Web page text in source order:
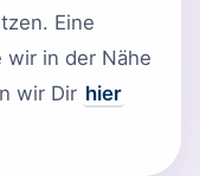
Eine
wir in der Nähe
wir Dir hier